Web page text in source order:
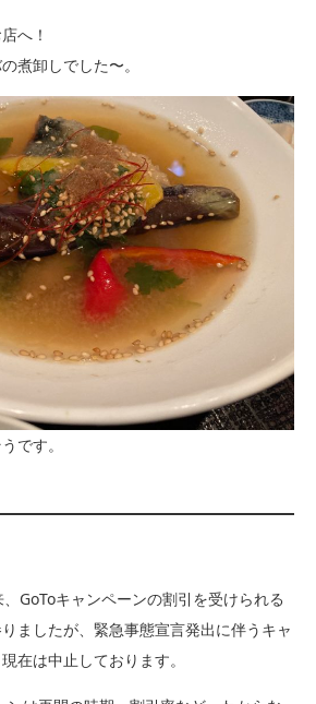
へ！
煮卸しでした〜。
です。
GoToキャンペーンの割引を受けられる
ましたが、緊急事態宣言発出に伴うキャ
在は中止しております。